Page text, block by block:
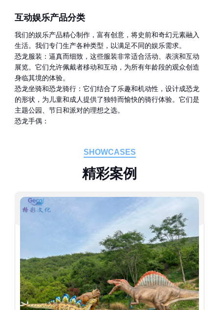
互动娱乐产品分类
我们的娱乐产品精心制作，富有创意，将史前和奇幻元素融入
生活。我们专门生产各种类型，以满足不同的娱乐需求。
恐龙服装：逼真而细致，这些服装非常适合活动、表演和互动
展览。它们允许佩戴者移动和互动，为所有年龄段的观众创造
身临其境的体验。
恐龙坐骑和恐龙骑行：它们结合了乐趣和机动性，设计成恐龙
的形状，为儿童和成人提供了独特而愉快的骑行体验。它们是
主题公园、节日和派对的理想之选。
恐龙手偶：
SHOWCASES
精彩案例